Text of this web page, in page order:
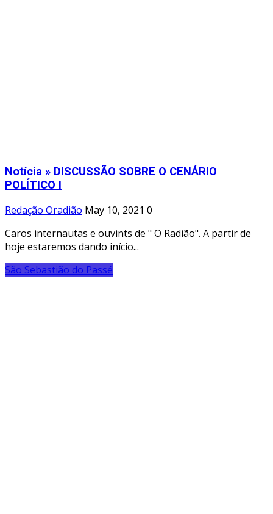
Notícia » DISCUSSÃO SOBRE O CENÁRIO
POLÍTICO I
Redação Oradião May 10, 2021 0
Caros internautas e ouvints de " O Radião". A partir de
hoje estaremos dando início...
São Sebastião do Passé